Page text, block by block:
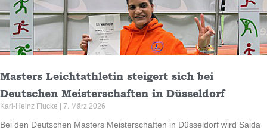
Masters Leichtathletin steigert sich bei
Deutschen Meisterschaften in Düsseldorf
Karl-Heinz Flucke 7. März 2026
Bei den Deutschen Masters Meisterschaften in Düsseldorf wird Saida